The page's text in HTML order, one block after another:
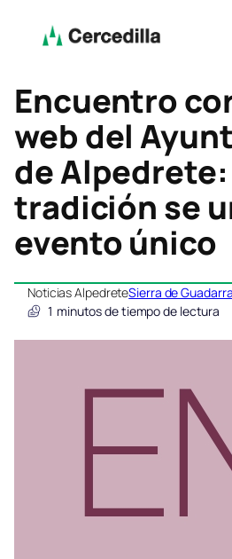
Encuentro
web del
de
tradición se
evento único
Noticias AlpedreteSierra de
1 minutos de tiempo de lectura